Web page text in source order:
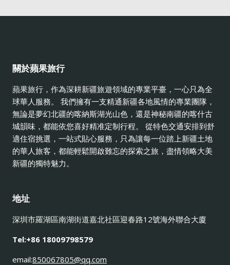
關於蘋果旅行
蘋果旅行，作為深耕新疆旅遊領域的專業平臺，一心只為全
球華人服務。 我們擁有一支精通新疆各地風情的專業團隊，
無論是夢幻北疆的喀納斯湖光山色，還是神秘南疆的喀什古
城韻味，都能依您喜好精准定制行程。 從特色交通安排到舒
適住宿挑選，一站式貼心服務，只為讓每一位踏上新疆土地
的華人旅客，都能輕鬆開啟難忘的探索之旅，盡情領略大美
新疆的獨特魅力。
地址
深圳市羅湖區南湖街道嘉北社區迎春路12號海外聯合大廈
Tel:+86 18009798579
email:850067805@qq.com